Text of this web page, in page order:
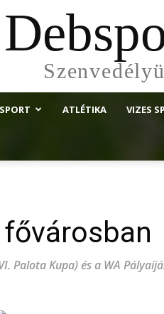
ATLÉTIKA VIZES
Palota Kupa) és a WA